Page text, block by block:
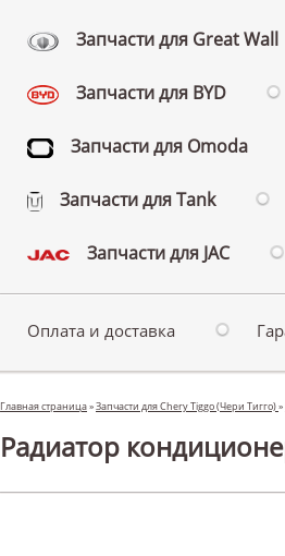
Запчасти для Great Wall
Запчасти для BYD
Запчасти для Omoda
Запчасти для Tank
Запчасти для JAC
Оплата и доставка
Главная страница»Запчасти для Chery Tiggo (Чери Тигго)»
Радиатор